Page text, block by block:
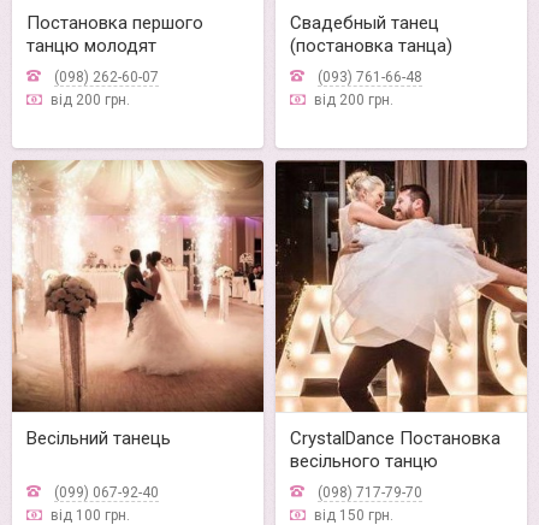
Постановка першого
танцю молодят
(098) 262-60-07
від 200 грн.
Свадебный танец
(постановка танца)
(093) 761-66-48
від 200 грн.
Весільний танець
(099) 067-92-40
від 100 грн.
CrystalDance Постановка
весільного танцю
(098) 717-79-70
від 150 грн.